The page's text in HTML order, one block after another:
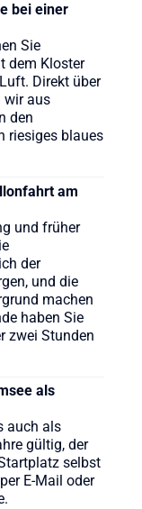
bei einer
Sie
dem Kloster
Direkt über
wir aus
den
riesiges blaues
am
und früher
der
und die
machen
haben Sie
zwei Stunden
als
auch als
gültig, der
selbst
E-Mail oder